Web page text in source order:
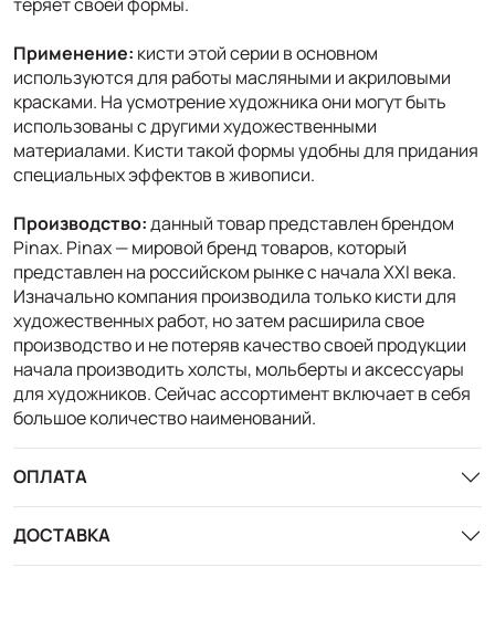
Применение: кисти этой серии в основном
используются для работы масляными и акриловыми
красками. На усмотрение художника они могут быть
использованы с другими художественными
материалами. Кисти такой формы удобны для придания
специальных эффектов в живописи.
Производство:данный товар представлен брендом
Pinax. Pinax — мировой бренд товаров, который
представлен на российском рынке с начала XXI века.
Изначально компания производила только кисти для
художественных работ, но затем расширила свое
производство и не потеряв качество своей продукции
начала производить холсты, мольберты и аксессуары
для художников. Сейчас ассортимент включает в себя
большое количество наименований.
ОПЛАТА
ДОСТАВКА